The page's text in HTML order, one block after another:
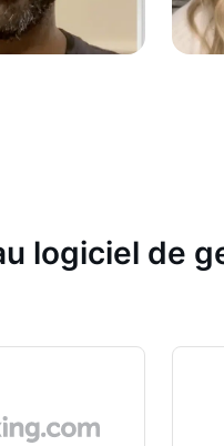
logiciel de